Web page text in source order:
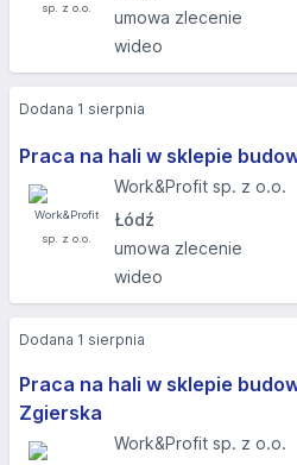
umowa zlecenie
wideo
Praca na hali w sklepie
Work&Profit sp. z o.o.
Łódź
umowa zlecenie
wideo
Dodana 1 sierpnia
Praca na hali w sklepie
Zgierska
Work&Profit sp. z o.o.
Dodana 1 sierpnia